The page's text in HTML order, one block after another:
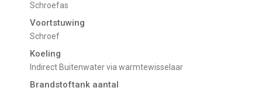
Schroefas
Voortstuwing
schroef
Koeling
indirect Buitenwater via warmtewisselaar
Brandstoftank aantal